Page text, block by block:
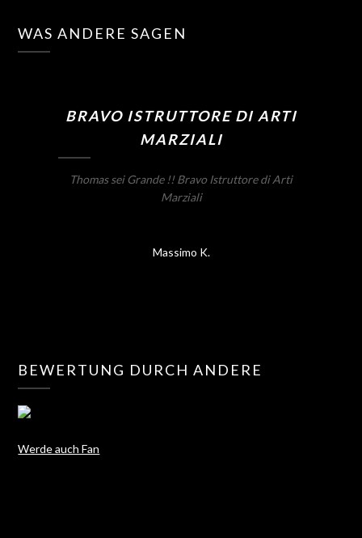
WAS ANDERE SAGEN
BRAVO ISTRUTTORE DI ARTI
MARZIALI
Thomas sei Grande !! Bravo Istruttore di Arti
Marziali
Massimo K.
BEWERTUNG DURCH ANDERE
Werde auch Fan